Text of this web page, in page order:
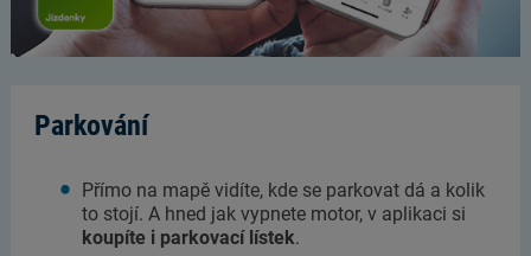
Parkování
Přímo na mapě vidíte, kde se parkovat dá a kolik
to stojí. A hned jak vypnete motor, v aplikaci si
koupíte i parkovací lístek.